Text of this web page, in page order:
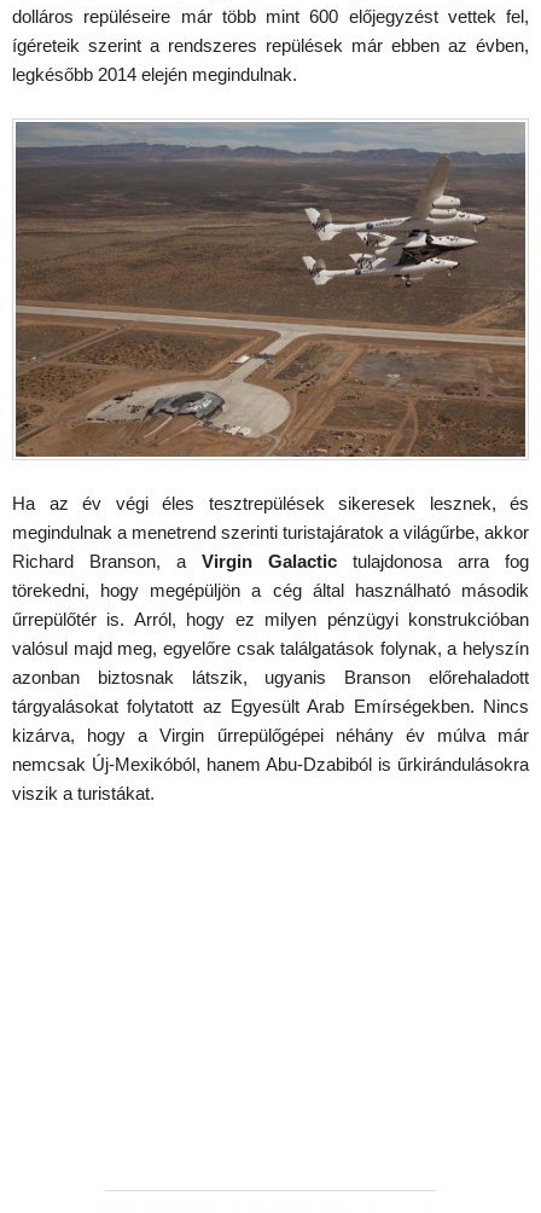
dolláros repüléseire már több mint 600 előjegyzést vettek fel,
ígéreteik szerint a rendszeres repülések már ebben az évben,
legkésőbb 2014 elején megindulnak.
Ha az év végi éles tesztrepülések sikeresek lesznek, és
megindulnak a menetrend szerinti turistajáratok a világűrbe, akkor
Richard Branson, a Virgin Galactic tulajdonosa arra fog
törekedni, hogy megépüljön a cég által használható második
űrrepülőtér is. Arról, hogy ez milyen pénzügyi konstrukcióban
valósul majd meg, egyelőre csak találgatások folynak, a helyszín
azonban biztosnak látszik, ugyanis Branson előrehaladott
tárgyalásokat folytatott az Egyesült Arab Emírségekben. Nincs
kizárva, hogy a Virgin űrrepülőgépei néhány év múlva már
nemcsak Új-Mexikóból, hanem Abu-Dzabiból is űrkirándulásokra
viszik a turistákat.